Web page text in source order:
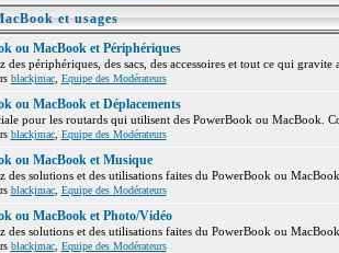
et usages
ou MacBook et Périphériques
des périphériques, des sacs, des accessoires et tout ce qui
blackjmac, Equipe des Modérateurs
ou MacBook et Déplacements
pour les routards qui utilisent des PowerBook ou MacBook.
blackjmac, Equipe des Modérateurs
ou MacBook et Musique
des solutions et des utilisations faites du PowerBook ou
blackjmac, Equipe des Modérateurs
ou MacBook et Photo/Vidéo
des solutions et des utilisations faites du PowerBook ou
blackjmac, Equipe des Modérateurs